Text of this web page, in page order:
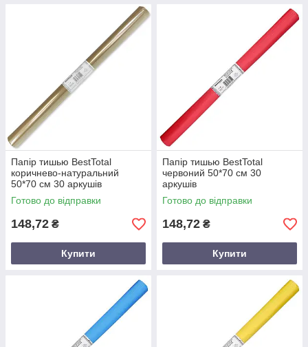
Папір тишью BestTotal
коричнево-натуральний
50*70 см 30 аркушів
Готово до відправки
148,72 ₴
Купити
Папір тишью BestTotal
червоний 50*70 см 30
аркушів
Готово до відправки
148,72 ₴
Купити